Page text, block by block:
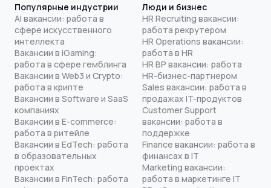
Популярные индустрии
AI вакансии: работа в
сфере искусственного
интеллекта
Вакансии в iGaming:
работа в сфере гемблинга
Вакансии в Web3 и Crypto:
работа в крипте
Вакансии в Software и SaaS
компаниях
Вакансии в E-commerce:
работа в ритейле
Вакансии в EdTech: работа
в образовательных
проектах
Вакансии в FinTech: работа
Люди и бизнес
HR Recruiting вакансии:
работа рекрутером
HR Operations вакансии:
работа в HR
HR BP вакансии: работа
HR-бизнес-партнером
Sales вакансии: работа в
продажах IT-продуктов
Customer Support
вакансии: работа в
поддержке
Finance вакансии: работа в
финансах в IT
Marketing вакансии:
работа в маркетинге IT